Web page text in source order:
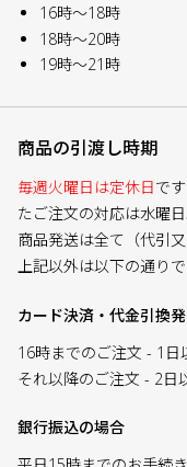
16時～18時
18時～20時
19時～21時
商品の引渡し時期
毎週火曜日は定休日で
たご注文の対応は水曜
商品発送は全て（代引
上記以外は以下の通りで
カード決済・代金引換
16時までのご注文 - 1日
それ以降のご注文 - 2日
銀行振込の場合